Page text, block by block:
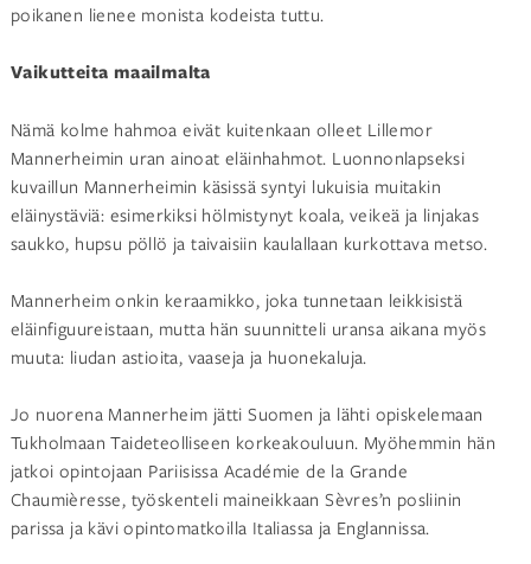
poikanen lienee monista kodeista tuttu.
Vaikutteita maailmalta
Nämä kolme hahmoa eivät kuitenkaan olleet Lillemor
Mannerheimin uran ainoat eläinhahmot. Luonnonlapseksi
kuvaillun Mannerheimin käsissä syntyi lukuisia muitakin
eläinystäviä: esimerkiksi hölmistynyt koala, veikeä ja linjakas
saukko, hupsu pöllö ja taivaisiin kaulallaan kurkottava metso.
Mannerheim onkin keraamikko, joka tunnetaan leikkisistä
eläinfiguureistaan, mutta hän suunnitteli uransa aikana myös
muuta: liudan astioita, vaaseja ja huonekaluja.
Jo nuorena Mannerheim jätti Suomen ja lähti opiskelemaan
Tukholmaan Taideteolliseen korkeakouluun. Myöhemmin hän
jatkoi opintojaan Pariisissa Académie de la Grande
Chaumièresse, työskenteli maineikkaan Sèvres’n posliinin
parissa ja kävi opintomatkoilla Italiassa ja Englannissa.